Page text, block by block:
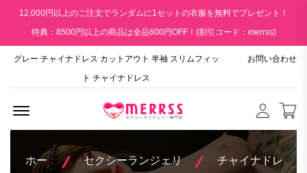
12,000円以上のご注文でランダムに1セットの衣服を無料でプレゼント！
特典：8500円以上の商品は全品600円OFF！(割引コード：merrss)
グレー チャイナドレス カットアウト 半袖 スリムフィッ
ト チャイナドレス
お問い合わせ
ホー
セクシーランジェリ
チャイナドレ